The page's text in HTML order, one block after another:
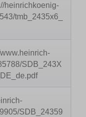
heinrichkoenig-
tmb_2435x6_
SDB_243X
SDB_24359